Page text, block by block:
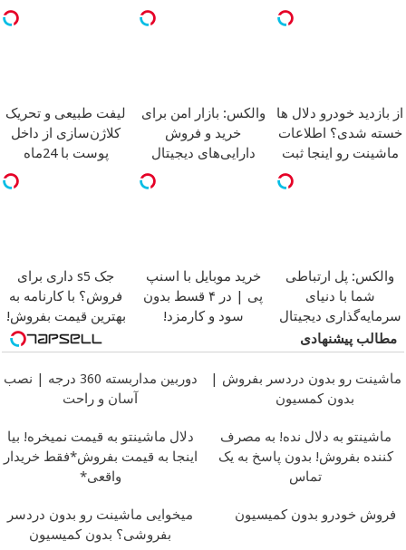
از بازدید خودرو دلال ها
خسته شدی؟ اطلاعات
ماشینت رو اینجا ثبت
والکس: بازار امن برای
خرید و فروش
دارایی‌های دیجیتال
لیفت طبیعی و تحریک
کلاژن‌سازی از داخل
پوست با 24ماه
جوان شو
والکس: پل ارتباطی
شما با دنیای
سرمایه‌گذاری دیجیتال
خرید موبایل با اسنپ
پی | در ۴ قسط بدون
سود و کارمزد!
جک s5 داری برای
فروش؟ با کارنامه به
بهترین قیمت بفروش!
مطالب پیشنهادی
ماشینت رو بدون دردسر بفروش |
بدون کمسیون
دوربین مداربسته 360 درجه | نصب
آسان و راحت
ماشینتو به دلال نده! به مصرف
کننده بفروش! بدون پاسخ به یک
تماس
دلال ماشینتو به قیمت نمیخره! بیا
اینجا به قیمت بفروش*فقط خریدار
واقعی*
فروش خودرو بدون کمیسیون
میخوایی ماشینت رو بدون دردسر
بفروشی؟ بدون کمیسیون